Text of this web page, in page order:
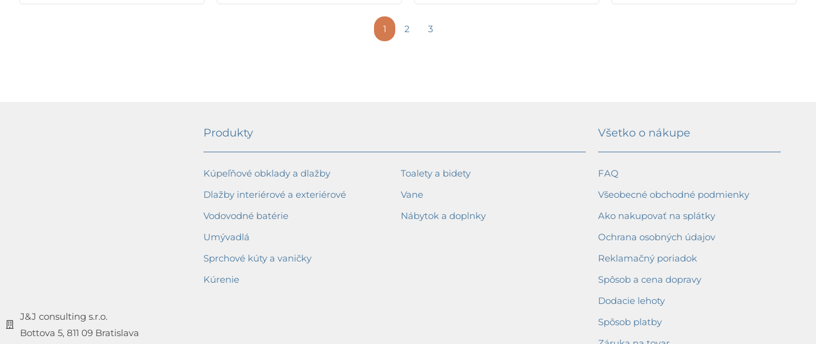
352,98 €
through
532,98 €
1 2 3
J&J consulting s.r.o.
Bottova 5, 811 09 Bratislava
Produkty
Kúpeľňové obklady a dlažby
Dlažby interiérové a exteriérové
Vodovodné batérie
Umývadlá
Sprchové kúty a vaničky
Kúrenie
Toalety a bidety
Vane
Nábytok a doplnky
Všetko o nákupe
FAQ
Všeobecné obchodné podmienky
Ako nakupovať na splátky
Ochrana osobných údajov
Reklamačný poriadok
Spôsob a cena dopravy
Dodacie lehoty
Spôsob platby